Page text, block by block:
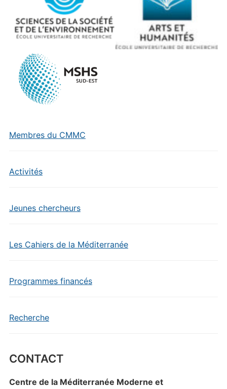
Membres du CMMC
Activités
Jeunes chercheurs
Les Cahiers de la Méditerranée
Programmes financés
Recherche
CONTACT
Centre de la Méditerranée Moderne et